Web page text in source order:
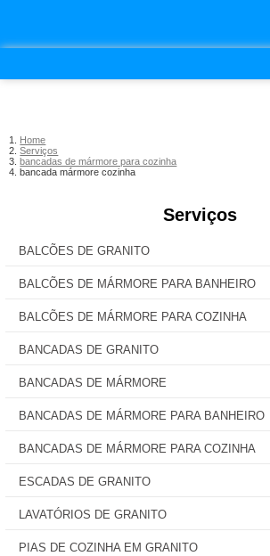
Home
Serviços
bancadas de mármore para cozinha
bancada mármore cozinha
Serviços
BALCÕES DE GRANITO
BALCÕES DE MÁRMORE PARA BANHEIRO
BALCÕES DE MÁRMORE PARA COZINHA
BANCADAS DE GRANITO
BANCADAS DE MÁRMORE
BANCADAS DE MÁRMORE PARA BANHEIRO
BANCADAS DE MÁRMORE PARA COZINHA
ESCADAS DE GRANITO
LAVATÓRIOS DE GRANITO
PIAS DE COZINHA EM GRANITO